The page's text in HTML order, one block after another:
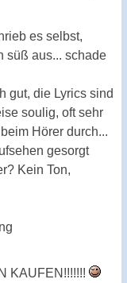
es selbst,
süß aus... schade
gut, die Lyrics sind
soulig, oft sehr
Hörer durch...
gesorgt
Kein Ton,
KAUFEN!!!!!!!